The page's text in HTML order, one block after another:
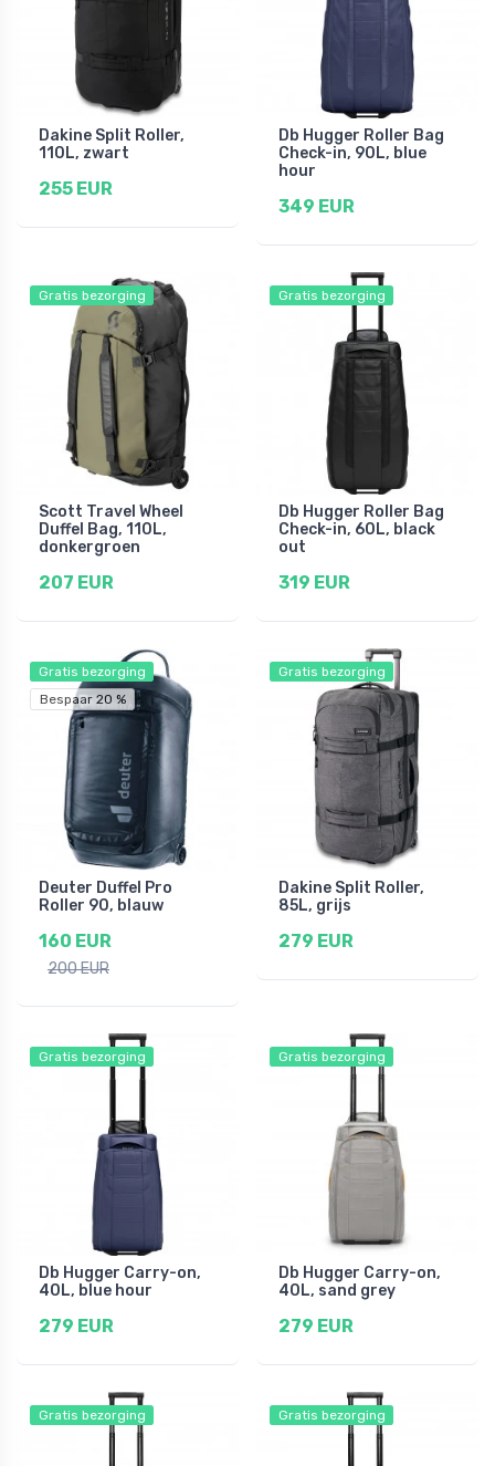
Dakine Split Roller,
110L, zwart
255 EUR
Db Hugger Roller Bag
Check-in, 90L, blue
hour
349 EUR
Gratis bezorging
Scott Travel Wheel
Duffel Bag, 110L,
donkergroen
207 EUR
Gratis bezorging
Db Hugger Roller Bag
Check-in, 60L, black
out
319 EUR
Gratis bezorging
Bespaar 20 %
Deuter Duffel Pro
Roller 90, blauw
160 EUR
200 EUR
Gratis bezorging
Dakine Split Roller,
85L, grijs
279 EUR
Gratis bezorging
Db Hugger Carry-on,
40L, blue hour
279 EUR
Gratis bezorging
Db Hugger Carry-on,
40L, sand grey
279 EUR
Gratis bezorging Gratis bezorging